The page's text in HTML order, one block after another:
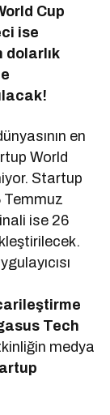
Cup
ise
dolarlık
en
World
Startup
Temmuz
ise 26
Tech
medya